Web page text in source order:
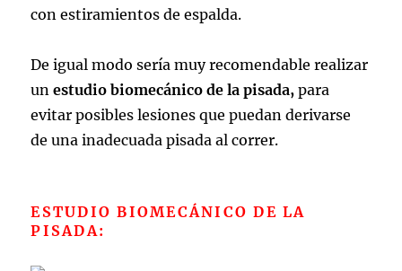
con estiramientos de espalda.
De igual modo sería muy recomendable realizar
unestudio biomecánico de la pisada, para
evitar posibles lesiones que puedan derivarse
de una inadecuada pisada al correr.
ESTUDIO BIOMECÁNICO DE LA
PISADA: